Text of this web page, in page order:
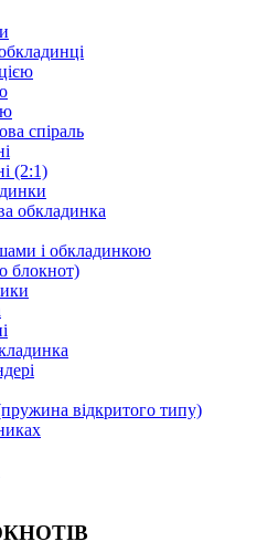
спіраль
(2:1)
обкладинка
і обкладинкою
блокнот)
відкритого типу)